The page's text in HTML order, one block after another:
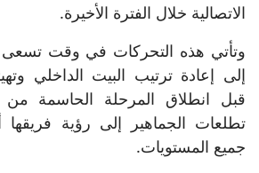
الاتصالية خلال الفترة الأخيرة.
وتأتي هذه التحركات في وقت تسعى
إلى إعادة ترتيب البيت الداخلي
قبل انطلاق المرحلة الحاسمة
تطلعات الجماهير إلى رؤية فريقها
جميع المستويات.